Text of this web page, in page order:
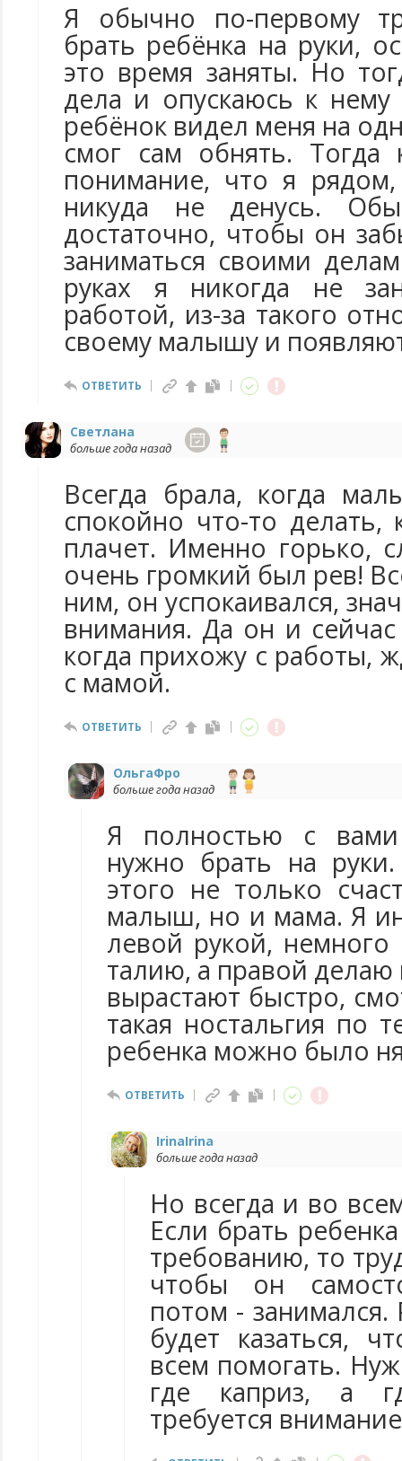
Я обычно по-первому
брать ребёнка на руки,
это время заняты. Но
дела и опускаюсь к
ребёнок видел меня на
смог сам обнять.
понимание, что я
никуда не денусь.
достаточно, чтобы он
заниматься своими
руках я никогда не
работой, из-за такого
своему малышу и
ОТВЕТИТЬ
Светлана
больше года назад
Всегда брала, когда
спокойно что-то делать,
плачет. Именно горько,
очень громкий был рев!
ним, он успокаивался,
внимания. Да он и
когда прихожу с работы,
с мамой.
ОТВЕТИТЬ
ОльгаФро
больше года назад
Я полностью с вами
нужно брать на
этого не только
малыш, но и мама. Я
левой рукой,
талию, а правой делаю
вырастают быстро,
такая ностальгия по
ребенка можно было
ОТВЕТИТЬ
IrinaIrina
больше года назад
Но всегда и во
Если брать
требованию, то
чтобы он
потом -
будет казаться,
всем помогать.
где каприз, а
требуется